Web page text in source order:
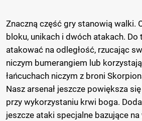
Znaczną część gry stanowią walki.
bloku, unikach i dwóch atakach.
atakować na odległość, rzucając
niczym bumerangiem lub
łańcuchach niczym z broni
Nasz arsenał jeszcze powiększa
przy wykorzystaniu krwi boga.
jeszcze ataki specjalne bazujące